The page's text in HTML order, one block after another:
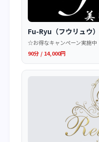
Fu-Ryu（フウリュウ）
☆お得なキャンペーン実施中
90分 / 14,000円